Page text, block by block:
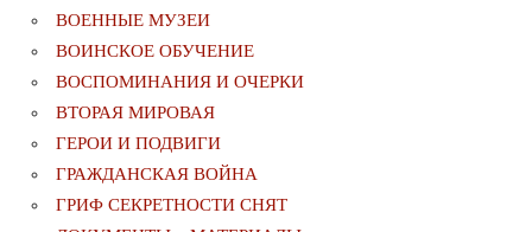
ВОЕННЫЕ МУЗЕИ
ВОИНСКОЕ ОБУЧЕНИЕ
ВОСПОМИНАНИЯ И ОЧЕРКИ
ВТОРАЯ МИРОВАЯ
ГЕРОИ И ПОДВИГИ
ГРАЖДАНСКАЯ ВОЙНА
ГРИФ СЕКРЕТНОСТИ СНЯТ